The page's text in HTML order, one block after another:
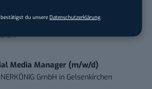
du unsere Datenschutzerklärung
Oberkochen (Baden-Württemberg),
Media Manager (m/w/d)
GmbH in Gelsenkirchen